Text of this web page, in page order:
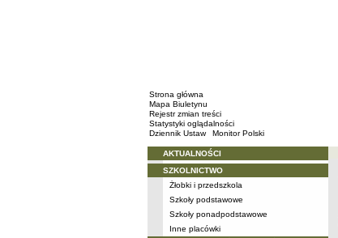
Strona główna
Mapa Biuletynu
Rejestr zmian treści
Statystyki oglądalności
Dziennik Ustaw
Monitor Polski
Menu
AKTUALNOŚCI
SZKOLNICTWO
Żłobki i przedszkola
Szkoły podstawowe
Szkoły ponadpodstawowe
Inne placówki